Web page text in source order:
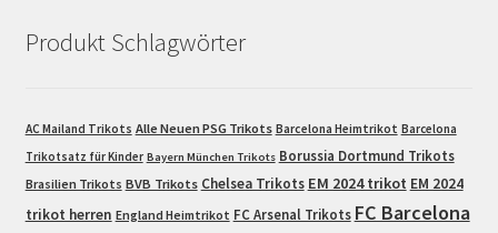
Produkt Schlagwörter
AC Mailand Trikots Alle Neuen PSG Trikots Barcelona Heimtrikot Barcelona
Trikotsatz für Kinder Bayern München Trikots Borussia Dortmund Trikots
Brasilien Trikots BVB Trikots Chelsea Trikots EM 2024 trikot EM 2024
trikot herren England Heimtrikot FC Arsenal Trikots FC Barcelona